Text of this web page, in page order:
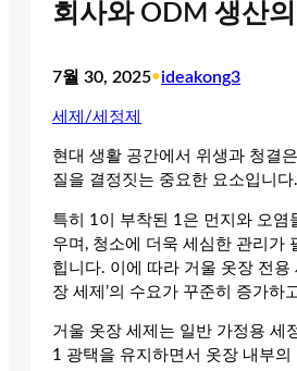
회사와 ODM 생산
7월 30, 2025•ideakong3
세제/세정제
현대 생활 공간에서 위생과 청결
질을 결정짓는 중요한 요소입니다.
특히 1이 부착된 1은 먼지와 오염
우며, 청소에 더욱 세심한 관리가
힙니다. 이에 따라 거울 옷장 전용
장 세제’의 수요가 꾸준히 증가하
거울 옷장 세제는 일반 가정용 세
1 광택을 유지하면서 옷장 내부의